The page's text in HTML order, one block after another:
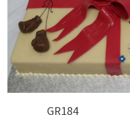
GR184